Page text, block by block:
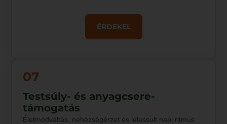
ÉRDEKEL
07
Testsúly- és anyagcsere-
támogatás
Életmódváltás, nehézségérzet és lelassult napi ritmus